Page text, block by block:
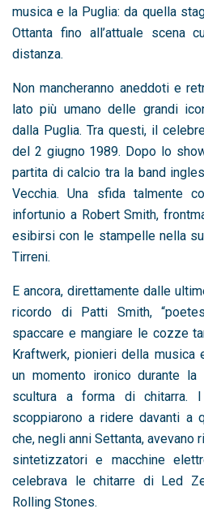
musica e la Puglia: da quella
Ottanta fino all’attuale scena
distanza.
Non mancheranno aneddoti e
lato più umano delle grandi
dalla Puglia. Tra questi, il
del 2 giugno 1989. Dopo lo
partita di calcio tra la band
Vecchia. Una sfida talmente
infortunio a Robert Smith,
esibirsi con le stampelle nella
Tirreni.
E ancora, direttamente dalle
ricordo di Patti Smith,
spaccare e mangiare le cozze
Kraftwerk, pionieri della musica
un momento ironico durante
scultura a forma di chitarra.
scoppiarono a ridere davanti a
che, negli anni Settanta, avevano
sintetizzatori e macchine
celebrava le chitarre di Led
Rolling Stones.